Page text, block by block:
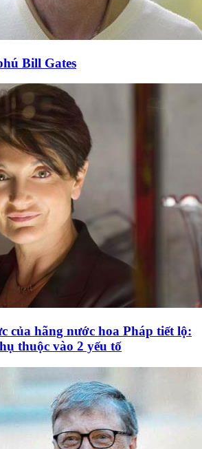
Bill Gates
của hãng nước hoa Pháp tiết lộ:
thuộc vào 2 yếu tố